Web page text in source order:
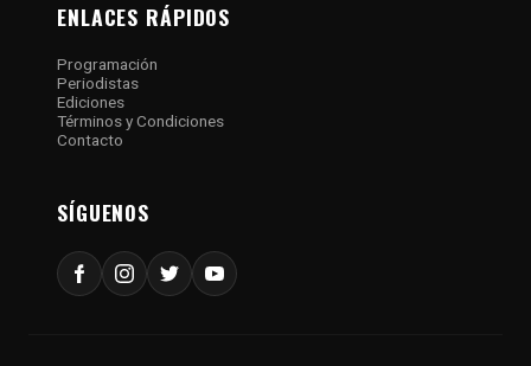
ENLACES RÁPIDOS
Programación
Periodistas
Ediciones
Términos y Condiciones
Contacto
SÍGUENOS